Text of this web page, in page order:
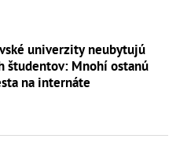
univerzity neubytujú
študentov: Mnohí ostanú
na internáte